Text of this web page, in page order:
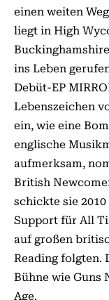
einen weiten
liegt in High
ins Leben
Debüt-EP
Lebenszeichen
ein, wie eine
englische
aufmerksam,
British
schickte sie
Support für All
auf großen
Reading folgten.
Bühne wie Guns
Age.